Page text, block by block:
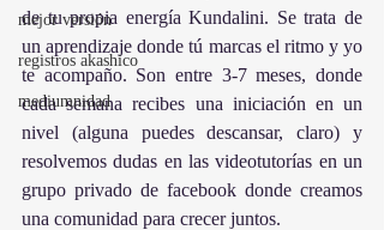
mejor versión
registros akashico
mediumnidad
de tu propia energía Kundalini. Se trata de
un aprendizaje donde tú marcas el ritmo y yo
te acompaño. Son entre 3-7 meses, donde
cada semana recibes una iniciación en un
nivel (alguna puedes descansar, claro) y
resolvemos dudas en las videotutorías en un
grupo privado de facebook donde creamos
una comunidad para crecer juntos.